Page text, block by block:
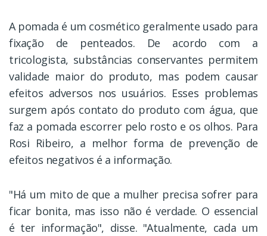
A pomada é um cosmético geralmente usado para
fixação de penteados. De acordo com a
tricologista, substâncias conservantes permitem
validade maior do produto, mas podem causar
efeitos adversos nos usuários. Esses problemas
surgem após contato do produto com água, que
faz a pomada escorrer pelo rosto e os olhos. Para
Rosi Ribeiro, a melhor forma de prevenção de
efeitos negativos é a informação.
"Há um mito de que a mulher precisa sofrer para
ficar bonita, mas isso não é verdade. O essencial
é ter informação", disse. "Atualmente, cada um